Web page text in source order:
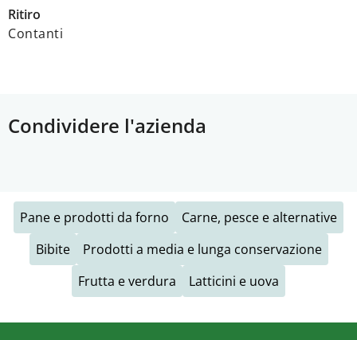
Ritiro
Contanti
Condividere l'azienda
Pane e prodotti da forno
Carne, pesce e alternative
Bibite
Prodotti a media e lunga conservazione
Frutta e verdura
Latticini e uova